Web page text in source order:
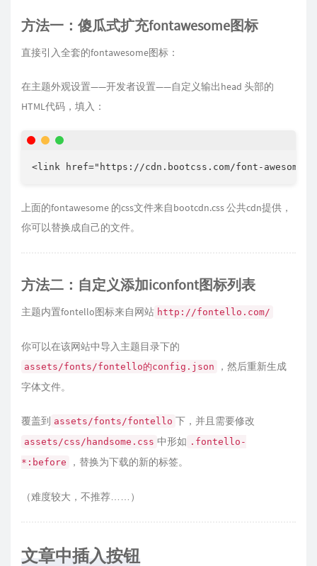
方法一：傻瓜式扩充fontawesome图标
直接引入全套的fontawesome图标：
在主题外观设置——开发者设置——自定义输出head 头部的
HTML代码，填入：
<link href="https://cdn.bootcss.com/font-
上面的fontawesome 的css文件来自bootcdn.css 公共cdn提供，
你可以替换成自己的文件。
方法二：自定义添加iconfont图标列表
主题内置fontello图标来自网站 http://fontello.com/
你可以在该网站中导入主题目录下的
assets/fonts/fontello的config.json
，然后重新生成
字体文件。
覆盖到 assets/fonts/fontello 下，并且需要修改
assets/css/handsome.css 中形如 .fontello-
*:before
，替换为下载的新的标签。
（难度较大，不推荐……）
文章中插入按钮